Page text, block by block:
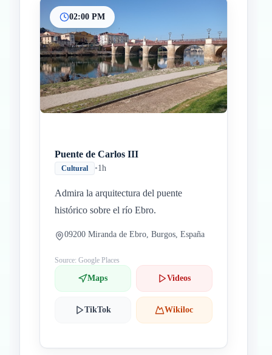
02:00 PM
Puente de Carlos III
Cultural •1h
Admira la arquitectura del puente
histórico sobre el río Ebro.
09200 Miranda de Ebro, Burgos, España
Source: Google Places
Maps Videos
TikTok Wikiloc